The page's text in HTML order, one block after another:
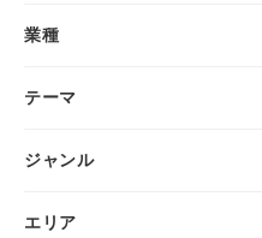
業種
テーマ
ジャンル
エリア